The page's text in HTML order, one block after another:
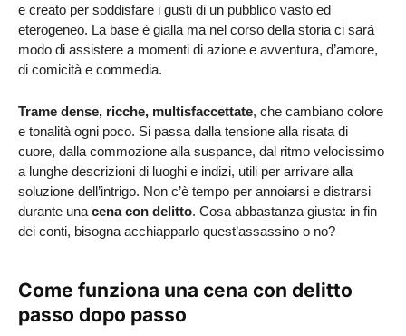
e creato per soddisfare i gusti di un pubblico vasto ed
eterogeneo. La base è gialla ma nel corso della storia ci sarà
modo di assistere a momenti di azione e avventura, d’amore,
di comicità e commedia.
Trame dense, ricche, multisfaccettate, che cambiano colore
e tonalità ogni poco. Si passa dalla tensione alla risata di
cuore, dalla commozione alla suspance, dal ritmo velocissimo
a lunghe descrizioni di luoghi e indizi, utili per arrivare alla
soluzione dell’intrigo. Non c’è tempo per annoiarsi e distrarsi
durante una cena con delitto. Cosa abbastanza giusta: in fin
dei conti, bisogna acchiapparlo quest’assassino o no?
Come funziona una cena con delitto
passo dopo passo